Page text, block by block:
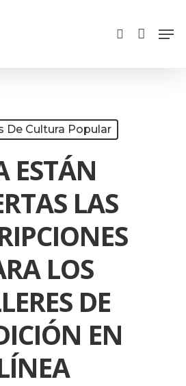
search
De Cultura Popular
ESTÁN
LAS
LOS
DE
EN